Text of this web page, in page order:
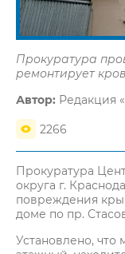
Прокуратура
ремонтирует
Автор: Редакция
2266
Прокуратура
округа г.
повреждения
доме по пр.
Установлено, что